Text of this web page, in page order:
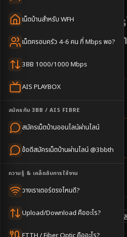
เน็ตบ้านสำหรับ WFH
เน็ตครอบครัว 4-6 คน กี่ Mbps พอ?
3BB 1000/1000 Mbps
AIS PLAYBOX
สมัครกับ 3BB / AIS FIBRE
สมัครเน็ตบ้านออนไลน์ผ่านไลน์
ข้อดีสมัครเน็ตบ้านผ่านไลน์ @3bbth
ความรู้ & เคล็ดลับการใช้งาน
วางเราเตอร์ตรงไหนดี?
Upload/Download คืออะไร?
สมัครเน็ตบ้าน 3BB
พิษณุโลก บริการเร็ว โ
ตั้งไวภายใน 2-3 วันทำ
@3bbth
ครอบคลุมพื้นที่
นัดช่างติดตั้ง
ราคาเริ่มต้น
แชทไลน์ @3bbth ดูแพ็กเกจทั้งห